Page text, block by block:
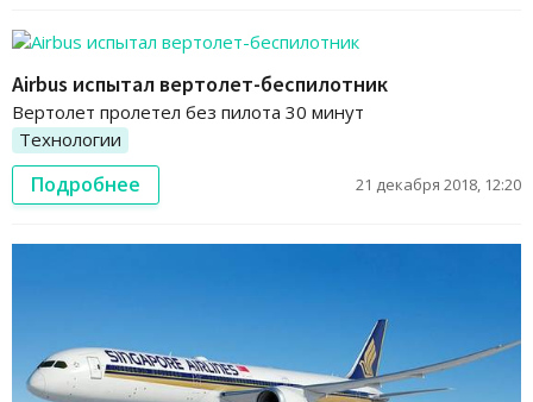
Airbus испытал вертолет-беспилотник
Вертолет пролетел без пилота 30 минут
Технологии
Подробнее 21 декабря 2018, 12:20